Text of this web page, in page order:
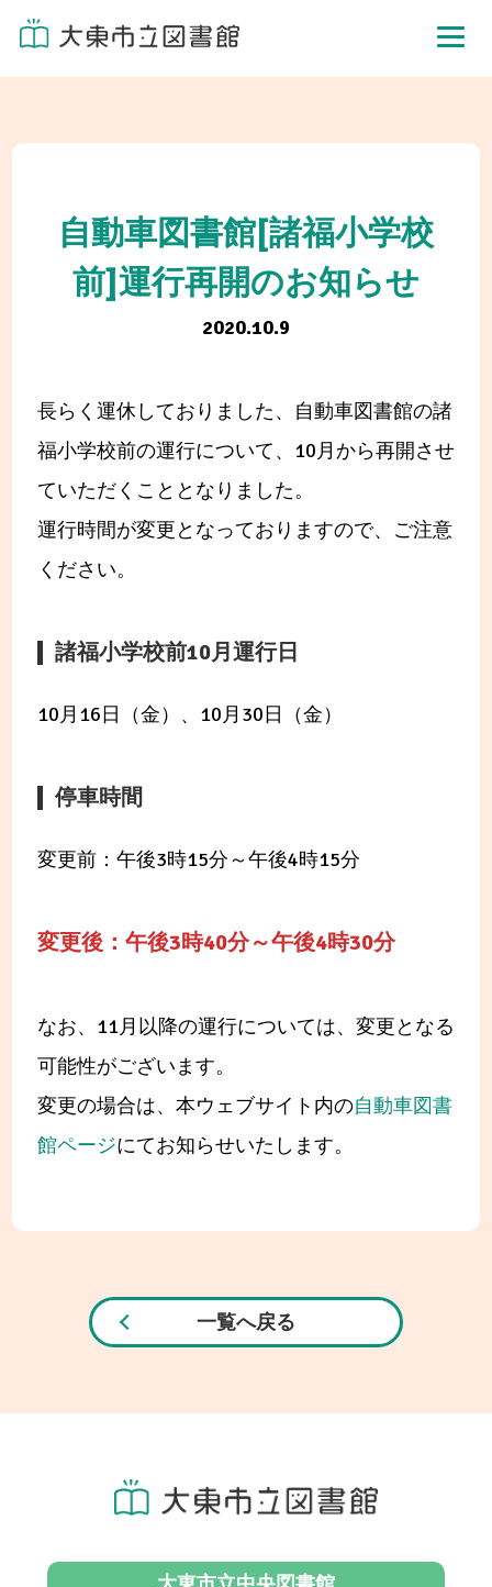
自動車図書館[諸福小学校
前]運行再開のお知らせ
2020.10.9
長らく運休しておりました、自動車図書館の諸
福小学校前の運行について、10月から再開させ
ていただくこととなりました。
運行時間が変更となっておりますので、ご注意
ください。
諸福小学校前10月運行日
10月16日（金）、10月30日（金）
停車時間
変更前：午後3時15分～午後4時15分
変更後：午後3時40分～午後4時30分
なお、11月以降の運行については、変更となる
可能性がございます。
変更の場合は、本ウェブサイト内の自動車図書
館ページにてお知らせいたします。
一覧へ戻る